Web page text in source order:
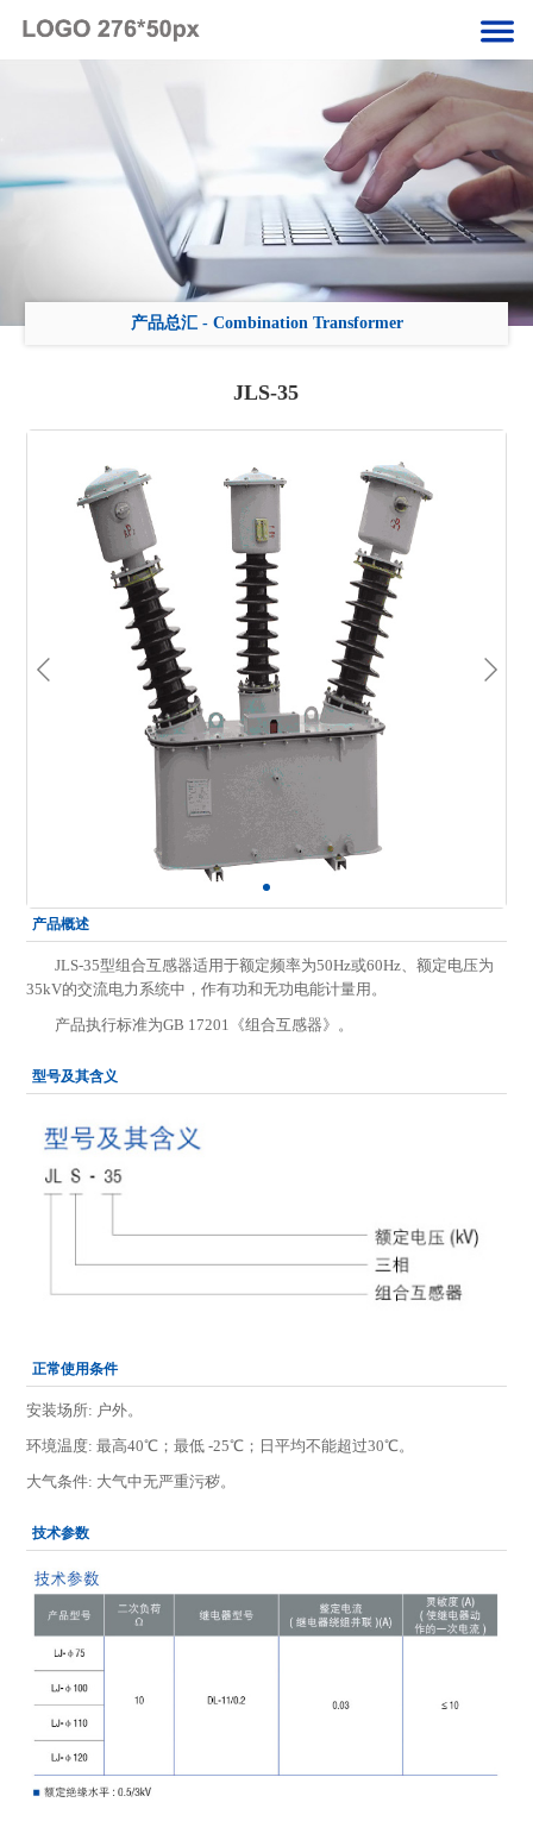
产品总汇- Combination Transformer
JLS-35
产品概述
JLS-35型组合互感器适用于额定频率为50Hz或60Hz、额定电压为
35kV的交流电力系统中，作有功和无功电能计量用。
产品执行标准为GB 17201《组合互感器》。
型号及其含义
正常使用条件
安装场所: 户外。
环境温度: 最高40℃；最低 -25℃；日平均不能超过30℃。
大气条件: 大气中无严重污秽。
技术参数